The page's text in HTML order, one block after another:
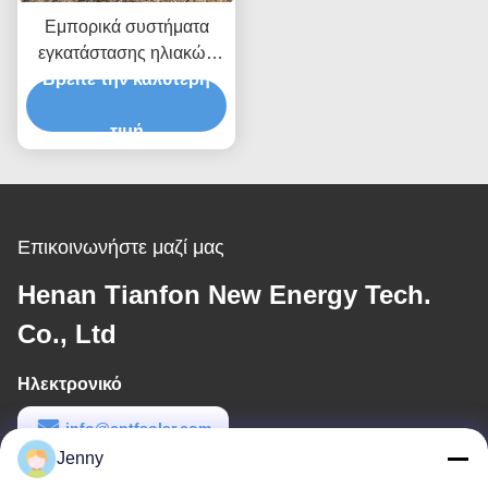
Εμπορικά συστήματα
εγκατάστασης ηλιακών
πάνελ στο έδαφος.
Βρείτε την καλύτερη
τιμή
Επικοινωνήστε μαζί μας
Henan Tianfon New Energy Tech.
Co., Ltd
Ηλεκτρονικό
info@cntfsolar.com
Εργασιακό χρόνο
Jenny